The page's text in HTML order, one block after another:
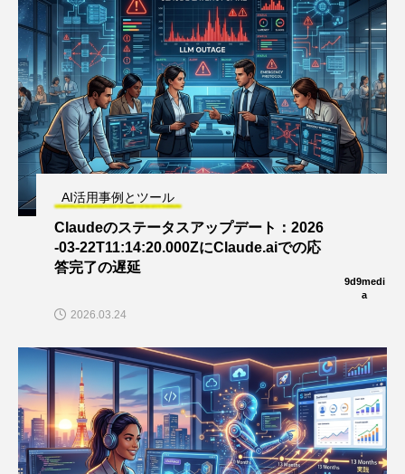
AI活用事例とツール
Claudeのステータスアップデート：2026
-03-22T11:14:20.000ZにClaude.aiでの応
答完了の遅延
9d9medi
a
2026.03.24